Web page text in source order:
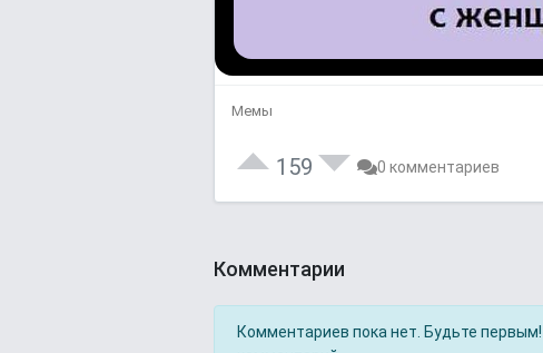
Мемы
159 0 комментариев
Комментарии
Комментариев пока нет. Будьте первым!